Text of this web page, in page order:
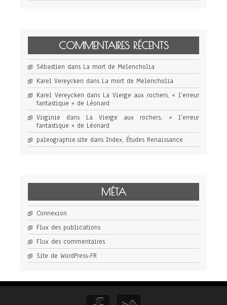
COMMENTAIRES RÉCENTS
Sébastien dans La mort de Melencholia
Karel Vereycken dans La mort de Melencholia
Karel Vereycken dans La Vierge aux rochers, « l’erreur
fantastique » de Léonard
Virginie dans La Vierge aux rochers, « l’erreur
fantastique » de Léonard
paleographie.site dans Index, Études Renaissance
MÉTA
Connexion
Flux des publications
Flux des commentaires
Site de WordPress-FR